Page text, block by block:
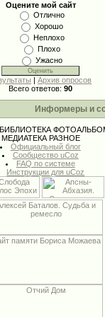
Оцените мой сайт
Отлично
Хорошо
Неплохо
Плохо
Ужасно
| Архив опросов
Всего ответов: 90
Информеры и
БИБЛИОТЕКА
МЕДИАТЕКА РАЗНОЕ
Официальный блог
Сообщество uCoz
FAQ по системе
Инструкции для uCoz